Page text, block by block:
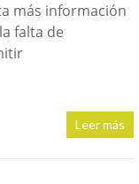
más información
falta de
Leer más